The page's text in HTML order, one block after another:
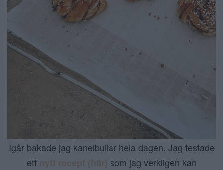
Igår bakade jag kanelbullar hela dagen. Jag testade
ett
som jag verkligen kan